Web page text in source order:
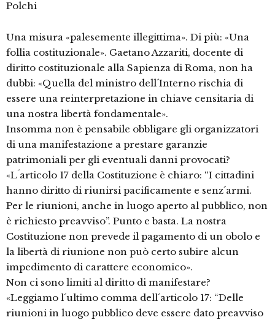
Polchi
Una misura «palesemente illegittima». Di più: «Una
follia costituzionale». Gaetano Azzariti, docente di
diritto costituzionale alla Sapienza di Roma, non ha
dubbi: «Quella del ministro dell´Interno rischia di
essere una reinterpretazione in chiave censitaria di
una nostra libertà fondamentale».
Insomma non è pensabile obbligare gli organizzatori
di una manifestazione a prestare garanzie
patrimoniali per gli eventuali danni provocati?
«L´articolo 17 della Costituzione è chiaro: “I cittadini
hanno diritto di riunirsi pacificamente e senz´armi.
Per le riunioni, anche in luogo aperto al pubblico, non
è richiesto preavviso”. Punto e basta. La nostra
Costituzione non prevede il pagamento di un obolo e
la libertà di riunione non può certo subire alcun
impedimento di carattere economico».
Non ci sono limiti al diritto di manifestare?
«Leggiamo l´ultimo comma dell´articolo 17: “Delle
riunioni in luogo pubblico deve essere dato preavviso